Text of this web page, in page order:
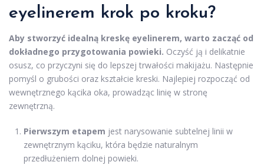
eyelinerem krok po kroku?
Aby stworzyć idealną kreskę eyelinerem, warto zacząć od
dokładnego przygotowania powieki. Oczyść ją i delikatnie
osusz, co przyczyni się do lepszej trwałości makijażu. Następnie
pomyśl o grubości oraz kształcie kreski. Najlepiej rozpocząć od
wewnętrznego kącika oka, prowadząc linię w stronę
zewnętrzną.
Pierwszym etapem jest narysowanie subtelnej linii w
zewnętrznym kąciku, która będzie naturalnym
przedłużeniem dolnej powieki.